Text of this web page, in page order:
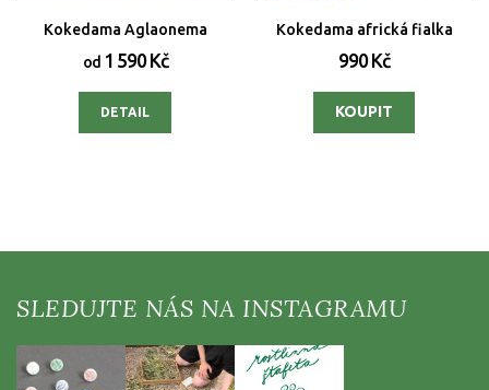
Kokedama Aglaonema
od1 590 Kč
DETAIL
Kokedama africká fialka
990 Kč